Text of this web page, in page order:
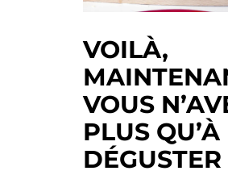
VOILÀ,
VOUS
PLUS QU’À
DÉGUSTER